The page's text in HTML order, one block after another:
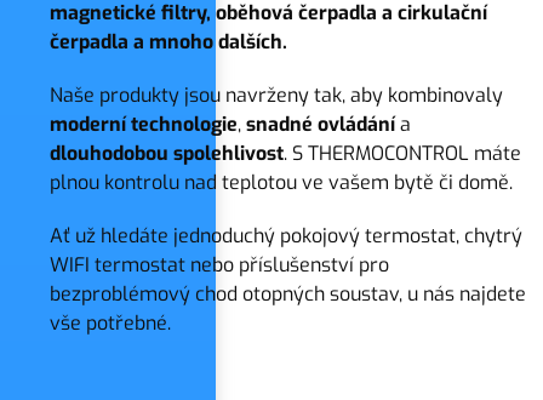
magnetické filtry, oběhová čerpadla a cirkulační
čerpadla a mnoho dalších.
Naše produkty jsou navrženy tak, aby kombinovaly
modernítechnologie,snadné ovládánía
dlouhodobou spolehlivost. S THERMOCONTROL máte
plnou kontrolu nad teplotou ve vašem bytě či domě.
Ať už hledáte jednoduchý pokojový termostat, chytrý
WIFI termostat nebo příslušenství pro
bezproblémový chod otopných soustav, u nás najdete
vše potřebné.